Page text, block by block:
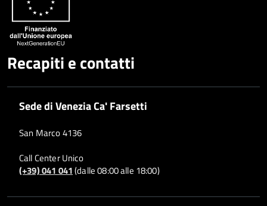
Recapiti e contatti
Sede di Venezia Ca' Farsetti
San Marco 4136
Call Center Unico
(+39) 041 041(dalle 08:00 alle 18:00)